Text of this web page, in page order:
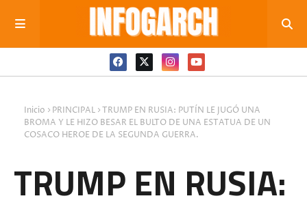
Inicio PRINCIPAL TRUMP EN RUSIA: PUTÍN LE JUGÓ UNA
BROMA Y LE HIZO BESAR EL BULTO DE UNA ESTATUA DE UN
COSACO HEROE DE LA SEGUNDA GUERRA.
TRUMP EN RUSIA: